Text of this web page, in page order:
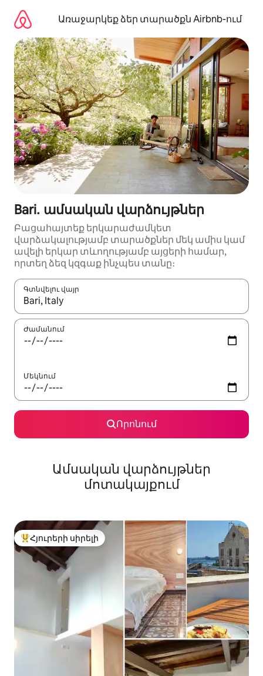
բովանդակությանըԱռաջարկեք ձեր տարածքն Airbnb-ում
Bari․ ամսական վարձույթներ
Բացահայտեք երկարաժամկետ
վարձակալությամբ տարածքներ մեկ ամիս կամ
ավելի երկար տևողությամբ այցերի համար,
որտեղ ձեզ կզգաք ինչպես տանը։
Գտնվելու վայր
Երբ արդյունքները հասանելի լինեն, սլաքների
Ժամանում
Մեկնում
Որոնում
Ամսական վարձույթներ
մոտակայքում
Հյուրերի սիրելի լավագույն տները
Հյուրերի սիրելի